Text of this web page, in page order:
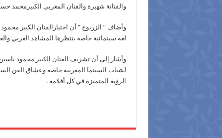
والفنانة شهيرة والفنان المغربي الكبيرمحمد
وأضاف ” الزربوح ” أن اختيارالفنان الكبير
لغة سينمائية خاصة ينتظرها المشاهد العربي
وأشار إلى أن تشريف الفنان الكبير محمود
لشباب السينما المغربية خاصة وعشاق الفن
الرؤية المتميزة في كل أفلامه .